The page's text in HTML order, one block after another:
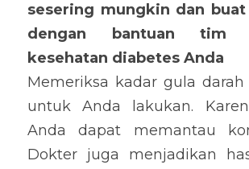
sesering mungkin dan buat
dengan bantuan tim
kesehatan diabetes Anda
Memeriksa kadar gula
untuk Anda lakukan.
Anda dapat memantau
Dokter juga menjadikan